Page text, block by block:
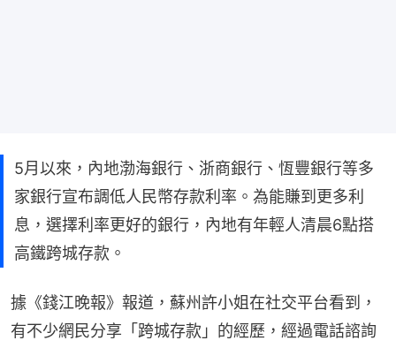
5月以來，內地渤海銀行、浙商銀行、恆豐銀行等多
家銀行宣布調低人民幣存款利率。為能賺到更多利
息，選擇利率更好的銀行，內地有年輕人清晨6點搭
高鐵跨城存款。
據《錢江晚報》報道，蘇州許小姐在社交平台看到，
有不少網民分享「跨城存款」的經歷，經過電話諮詢